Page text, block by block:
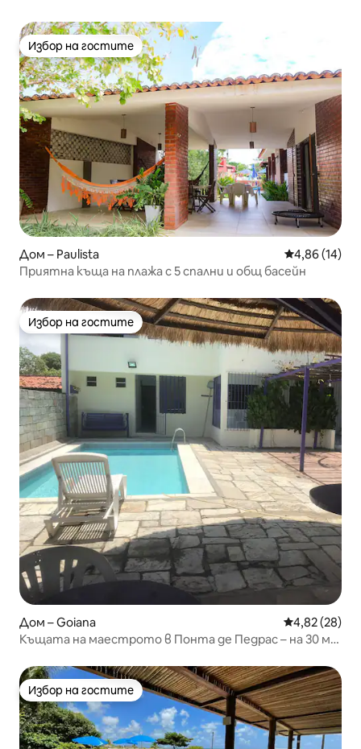
Избор на гостите
Избор на гостите
Дом – Paulista Средна
4,86 (14)
Приятна къща на плажа с 5 спални и общ басейн
Избор на гостите
Избор на гостите
Дом – Goiana Средна
4,82 (28)
Къщата на маестрото в Понта де Педрас – на 30 м
Избор на гостите
Избор на гостите